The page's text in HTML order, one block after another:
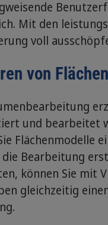
Mit den
voll
von
und bearbeitet
Flächenmodelle
Bearbeitung
können Sie mit
gleichzeitig